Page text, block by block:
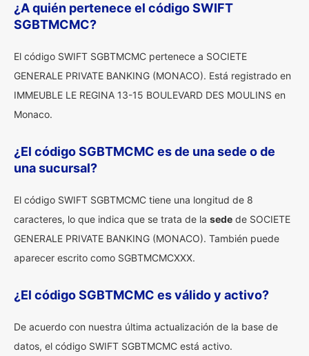
¿A quién pertenece el código SWIFT
SGBTMCMC?
El código SWIFT SGBTMCMC pertenece a SOCIETE
GENERALE PRIVATE BANKING (MONACO). Está registrado en
IMMEUBLE LE REGINA 13-15 BOULEVARD DES MOULINS en
Monaco.
¿El código SGBTMCMC es de una sede o de
una sucursal?
El código SWIFT SGBTMCMC tiene una longitud de 8
caracteres, lo que indica que se trata de la sede de SOCIETE
GENERALE PRIVATE BANKING (MONACO). También puede
aparecer escrito como SGBTMCMCXXX.
¿El código SGBTMCMC es válido y activo?
De acuerdo con nuestra última actualización de la base de
datos, el código SWIFT SGBTMCMC está activo.